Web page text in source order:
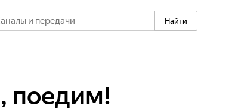
Найти
поедим!